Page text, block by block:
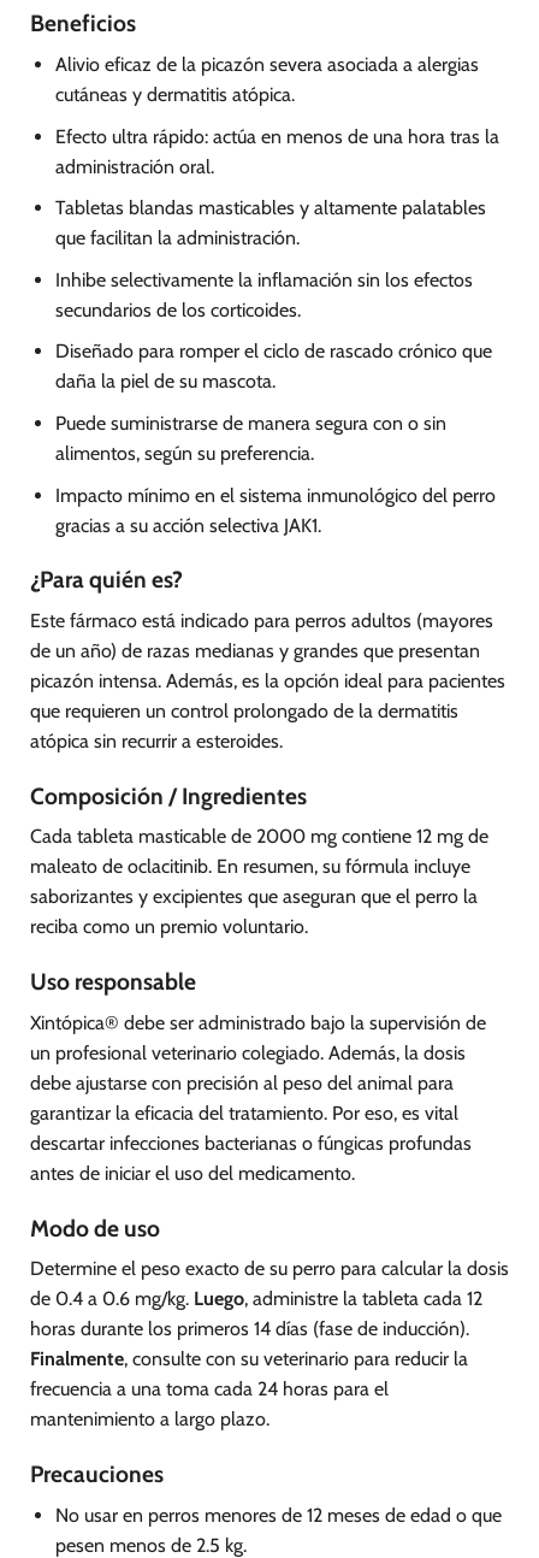
Beneficios
Alivio eficaz de la picazón severa asociada a alergias
cutáneas y dermatitis atópica.
Efecto ultra rápido: actúa en menos de una hora tras la
administración oral.
Tabletas blandas masticables y altamente palatables
que facilitan la administración.
Inhibe selectivamente la inflamación sin los efectos
secundarios de los corticoides.
Diseñado para romper el ciclo de rascado crónico que
daña la piel de su mascota.
Puede suministrarse de manera segura con o sin
alimentos, según su preferencia.
Impacto mínimo en el sistema inmunológico del perro
gracias a su acción selectiva JAK1.
¿Para quién es?
Este fármaco está indicado para perros adultos (mayores
de un año) de razas medianas y grandes que presentan
picazón intensa. Además, es la opción ideal para pacientes
que requieren un control prolongado de la dermatitis
atópica sin recurrir a esteroides.
Composición / Ingredientes
Cada tableta masticable de 2000 mg contiene 12 mg de
maleato de oclacitinib. En resumen, su fórmula incluye
saborizantes y excipientes que aseguran que el perro la
reciba como un premio voluntario.
Uso responsable
Xintópica® debe ser administrado bajo la supervisión de
un profesional veterinario colegiado. Además, la dosis
debe ajustarse con precisión al peso del animal para
garantizar la eficacia del tratamiento. Por eso, es vital
descartar infecciones bacterianas o fúngicas profundas
antes de iniciar el uso del medicamento.
Modo de uso
Determine el peso exacto de su perro para calcular la dosis
de 0.4 a 0.6 mg/kg. Luego, administre la tableta cada 12
horas durante los primeros 14 días (fase de inducción).
Finalmente, consulte con su veterinario para reducir la
frecuencia a una toma cada 24 horas para el
mantenimiento a largo plazo.
Precauciones
No usar en perros menores de 12 meses de edad o que
pesen menos de 2.5 kg.